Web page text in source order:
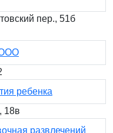
пер., 51б
ООО
ребенка
18в
развлечений